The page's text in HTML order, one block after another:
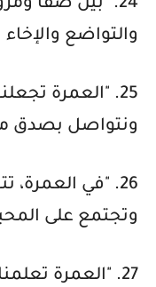
24. "بين صفا
والتواضع
25. "العمرة
ونتواصل بصدق
26. "في العمرة،
وتجتمع على
27. "العمرة